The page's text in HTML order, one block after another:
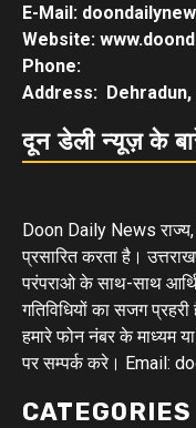
E-Mail:
Website:
Phone:
Address: Dehradun,
दून डेली न्यूज़ के
Doon Daily News
प्रसारित करता है।
परंपराओ के साथ-साथ
गतिविधियों का सजग
हमारे फोन नंबर के माध्यम
पर सम्पर्क करे। Email:
CATEGORIES